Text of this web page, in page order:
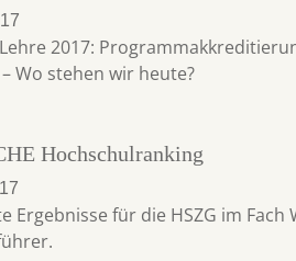
2017:
Wo stehen wir heute?
Hochschulranking
Ergebnisse für die HSZG im